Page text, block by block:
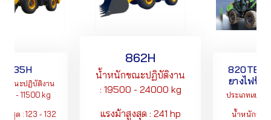
835H
ขณะปฏิบัติงาน
- 11500 kg
งสุด : 123 - 132
862H
น้ำหนักขณะปฏิบัติงาน
: 19500 - 24000 kg
แรงม้าสูงสุด : 241 hp
820TE ร
ยางไฟฟ้า
ประเภทแบตเต
น้ำหนักปฏิบั